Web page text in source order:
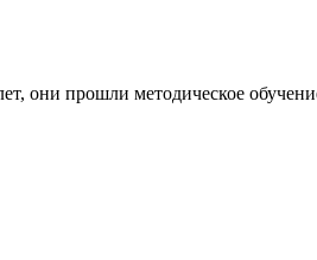
они прошли методическое